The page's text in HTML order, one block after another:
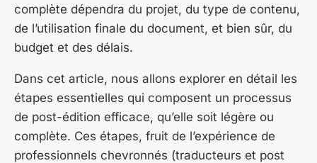
complète dépendra du projet, du type de contenu,
de l’utilisation finale du document, et bien sûr, du
budget et des délais.
Dans cet article, nous allons explorer en détail les
étapes essentielles qui composent un processus
de post-édition efficace, qu’elle soit légère ou
complète. Ces étapes, fruit de l’expérience de
professionnels chevronnés (traducteurs et post